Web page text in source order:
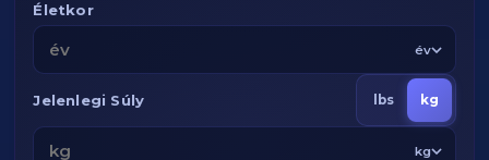
Életkor
év
Jelenlegi Súly lbs kg
kg